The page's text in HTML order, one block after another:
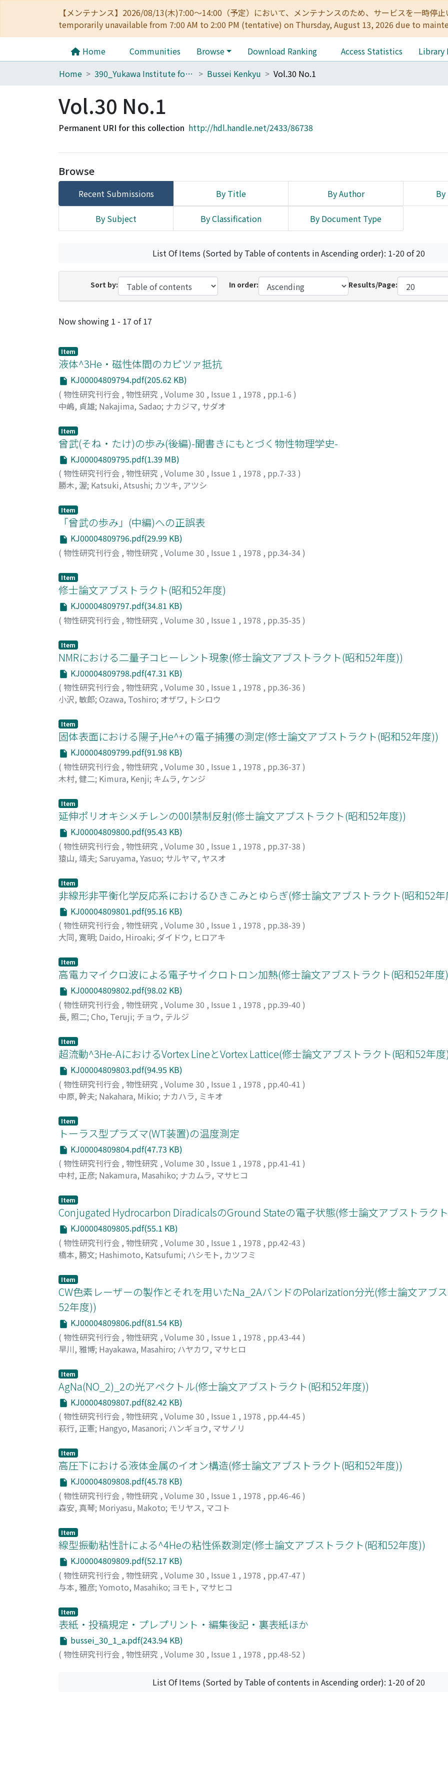
【メンテナンス】2026/08/13(木)7:00～14:00（予定）において、メンテナンスのため、サービスを一時
temporarily unavailable from 7:00 AM to 2:00 PM (tentative) on Thursday, August 13, 2026 due to
Home Communities Browse Download Ranking Access Statistics
Library
Home
390_Yukawa Institute for Theoretical Physics Bussei Kenkyu Vol.30 No.1
Vol.30 No.1
Permanent URI for this collection http://hdl.handle.net/2433/86738
Browse
Recent Submissions By Title By Author By
By Subject By Classification By Document Type
List Of Items (Sorted by Table of contents in Ascending order): 1-20 of 20
Sort by: In order: Results/Page:
Recent Submissions
Now showing 1 - 17 of 17
Item
液体^3He・磁性体間のカピツァ抵抗
KJ00004809794.pdf(205.62 KB)
( 物性研究刊行会 , 物性研究 , Volume 30 , Issue 1 , 1978 , pp.1-6 )
中嶋, 貞雄; Nakajima, Sadao; ナカジマ, サダオ
Item
曾武(そね・たけ)の歩み(後編)-聞書きにもとづく物性物理学史-
KJ00004809795.pdf(1.39 MB)
( 物性研究刊行会 , 物性研究 , Volume 30 , Issue 1 , 1978 , pp.7-33 )
勝木, 渥; Katsuki, Atsushi; カツキ, アツシ
Item
「曾武の歩み」(中編)への正誤表
KJ00004809796.pdf(29.99 KB)
( 物性研究刊行会 , 物性研究 , Volume 30 , Issue 1 , 1978 , pp.34-34)
Item
修士論文アブストラクト(昭和52年度)
KJ00004809797.pdf(34.81 KB)
( 物性研究刊行会 , 物性研究 , Volume 30 , Issue 1 , 1978 , pp.35-35 )
Item
NMRにおける二量子コヒーレント現象(修士論文アブストラクト(昭和52年度))
KJ00004809798.pdf(47.31 KB)
( 物性研究刊行会 , 物性研究 , Volume 30 , Issue 1 , 1978 , pp.36-36 )
小沢, 敏郎; Ozawa, Toshiro; オザワ, トシロウ
Item
固体表面における陽子,He^+の電子捕獲の測定(修士論文アブストラクト(昭和52年度))
KJ00004809799.pdf(91.98 KB)
( 物性研究刊行会 , 物性研究 , Volume 30 , Issue 1 , 1978 , pp.36-37 )
木村, 健二; Kimura, Kenji; キムラ, ケンジ
Item
延伸ポリオキシメチレンの00l禁制反射(修士論文アブストラクト(昭和52年度))
KJ00004809800.pdf(95.43 KB)
( 物性研究刊行会 , 物性研究 , Volume 30 , Issue 1 , 1978 , pp.37-38 )
猿山, 靖夫; Saruyama, Yasuo; サルヤマ, ヤスオ
Item
非線形非平衡化学反応系におけるひきこみとゆらぎ(修士論文アブストラクト(昭和52
KJ00004809801.pdf(95.16 KB)
( 物性研究刊行会 , 物性研究 , Volume 30 , Issue 1 , 1978 , pp.38-39 )
大同, 寛明; Daido, Hiroaki; ダイドウ, ヒロアキ
Item
高電カマイクロ波による電子サイクロトロン加熱(修士論文アブストラクト(昭和52年度
KJ00004809802.pdf(98.02 KB)
( 物性研究刊行会 , 物性研究 , Volume 30 , Issue 1 , 1978 , pp.39-40 )
長, 照二; Cho, Teruji; チョウ, テルジ
Item
超流動^3He-AにおけるVortex LineとVortex Lattice(修士論文アブストラクト(昭和52年
KJ00004809803.pdf(94.95 KB)
( 物性研究刊行会 , 物性研究 , Volume 30 , Issue 1 , 1978 , pp.40-41 )
中原, 幹夫; Nakahara, Mikio; ナカハラ, ミキオ
Item
トーラス型プラズマ(WT装置)の温度測定
KJ00004809804.pdf(47.73 KB)
( 物性研究刊行会 , 物性研究 , Volume 30 , Issue 1 , 1978 , pp.41-41 )
中村, 正彦; Nakamura, Masahiko; ナカムラ, マサヒコ
Item
Conjugated Hydrocarbon DiradicalsのGround Stateの電子状態(修士論文アブストラク
KJ00004809805.pdf(55.1 KB)
( 物性研究刊行会 , 物性研究 , Volume 30 , Issue 1 , 1978 , pp.42-43 )
橋本, 勝文; Hashimoto, Katsufumi; ハシモト, カツフミ
Item
CW色素レーザーの製作とそれを用いたNa_2AバンドのPolarization分光(修士論文アブ
52年度))
KJ00004809806.pdf(81.54 KB)
( 物性研究刊行会 , 物性研究 , Volume 30 , Issue 1 , 1978 , pp.43-44)
早川, 雅博; Hayakawa, Masahiro; ハヤカワ, マサヒロ
Item
AgNa(NO_2)_2の光アペクトル(修士論文アブストラクト(昭和52年度))
KJ00004809807.pdf(82.42 KB)
( 物性研究刊行会 , 物性研究 , Volume 30 , Issue 1 , 1978 , pp.44-45 )
萩行, 正憲; Hangyo, Masanori; ハンギョウ, マサノリ
Item
高圧下における液体金属のイオン構造(修士論文アブストラクト(昭和52年度))
KJ00004809808.pdf(45.78 KB)
( 物性研究刊行会 , 物性研究 , Volume 30 , Issue 1 , 1978 , pp.46-46 )
森安, 真琴; Moriyasu, Makoto; モリヤス, マコト
Item
線型振動粘性計による^4Heの粘性係数測定(修士論文アブストラクト(昭和52年度))
KJ00004809809.pdf(52.17 KB)
( 物性研究刊行会 , 物性研究 , Volume 30 , Issue 1 , 1978 , pp.47-47 )
与本, 雅彦; Yomoto, Masahiko; ヨモト, マサヒコ
Item
表紙・投稿規定・プレプリント・編集後記・裏表紙ほか
bussei_30_1_a.pdf(243.94 KB)
( 物性研究刊行会 , 物性研究 , Volume 30 , Issue 1 , 1978 , pp.48-52 )
List Of Items (Sorted by Table of contents in Ascending order): 1-20 of 20